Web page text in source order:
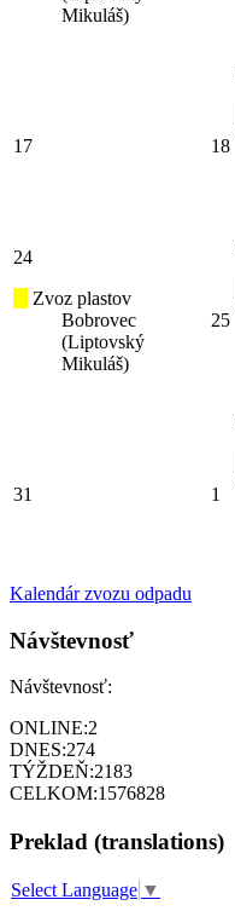
Mikuláš)
17 18
24
Zvoz plastov
Bobrovec
(Liptovský
Mikuláš)
25
31 1
Kalendár zvozu odpadu
Návštevnosť
Návštevnosť:
ONLINE:2
DNES:274
TÝŽDEŇ:2183
CELKOM:1576828
Preklad (translations)
Select Language ▼